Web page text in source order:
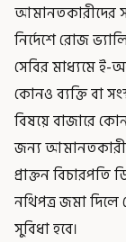
আমানতকারীদের
নির্দেশে রোজ
সেবির মাধ্যমে ই-
কোনও ব্যক্তি বা
বিষয়ে বাজারে
জন্য
প্রাক্তন
নথিপত্র জমা দিলে
সুবিধা হবে।